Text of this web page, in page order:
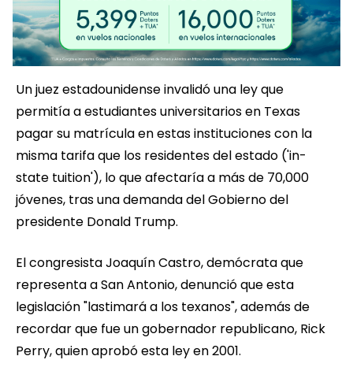
Un juez estadounidense invalidó una ley que
permitía a estudiantes universitarios en Texas
pagar su matrícula en estas instituciones con la
misma tarifa que los residentes del estado ('in-
state tuition'), lo que afectaría a más de 70,000
jóvenes, tras una demanda del Gobierno del
presidente Donald Trump.
El congresista Joaquín Castro, demócrata que
representa a San Antonio, denunció que esta
legislación "lastimará a los texanos", además de
recordar que fue un gobernador republicano, Rick
Perry, quien aprobó esta ley en 2001.